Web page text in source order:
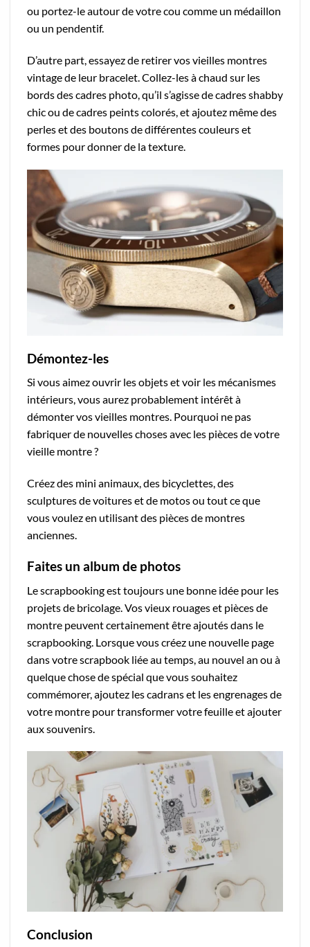
ou portez-le autour de votre cou comme un médaillon
ou un pendentif.
D’autre part, essayez de retirer vos vieilles montres
vintage de leur bracelet. Collez-les à chaud sur les
bords des cadres photo, qu’il s’agisse de cadres shabby
chic ou de cadres peints colorés, et ajoutez même des
perles et des boutons de différentes couleurs et
formes pour donner de la texture.
Démontez-les
Si vous aimez ouvrir les objets et voir les mécanismes
intérieurs, vous aurez probablement intérêt à
démonter vos vieilles montres. Pourquoi ne pas
fabriquer de nouvelles choses avec les pièces de votre
vieille montre ?
Créez des mini animaux, des bicyclettes, des
sculptures de voitures et de motos ou tout ce que
vous voulez en utilisant des pièces de montres
anciennes.
Faites un album de photos
Le scrapbooking est toujours une bonne idée pour les
projets de bricolage. Vos vieux rouages et pièces de
montre peuvent certainement être ajoutés dans le
scrapbooking. Lorsque vous créez une nouvelle page
dans votre scrapbook liée au temps, au nouvel an ou à
quelque chose de spécial que vous souhaitez
commémorer, ajoutez les cadrans et les engrenages de
votre montre pour transformer votre feuille et ajouter
aux souvenirs.
Conclusion